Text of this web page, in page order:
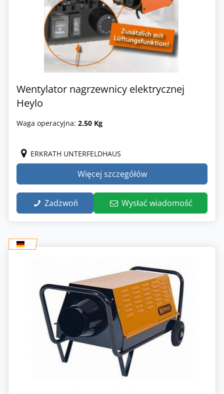
Wentylator nagrzewnicy elektrycznej
Heylo
Waga operacyjna: 2.50 Kg
ERKRATH UNTERFELDHAUS
Więcej szczegółów
Zadzwoń Wysłać wiadomość